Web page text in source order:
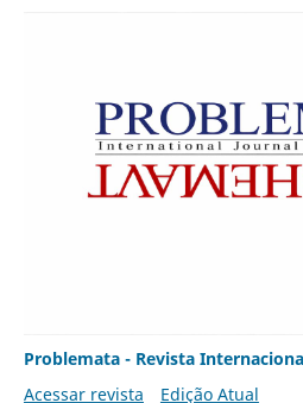
Problemata - Revista
Acessar revista
Edição Atual